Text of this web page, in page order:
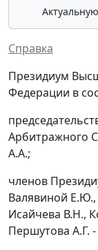
Справка
Президиум
Федерации в
Арбитражного
А.А.;
членов
Валявиной
Исайчева В.Н.,
Першутова А.Г. -